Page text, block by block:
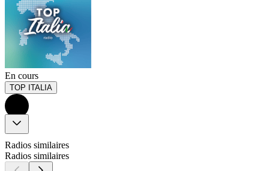
En cours
TOP ITALIA
Radios similaires
Radios similaires